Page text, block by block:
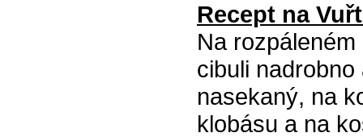
Recept na
Na
cibuli
nasekaný, na
klobásu a na